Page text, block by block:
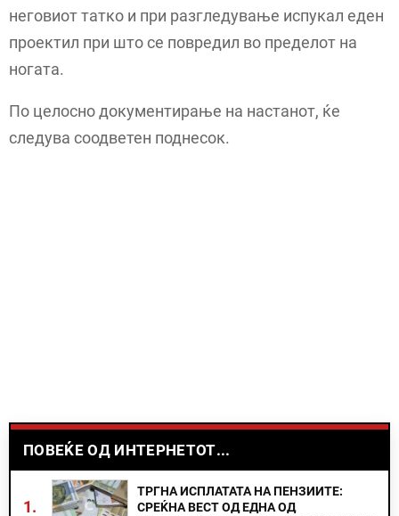
неговиот татко и при разгледување испукал еден
проектил при што се повредил во пределот на
ногата.
По целосно документирање на настанот, ќе
следува соодветен поднесок.
ПОВЕЌЕ ОД ИНТЕРНЕТОТ...
1.
ТРГНА ИСПЛАТАТА НА ПЕНЗИИТЕ:
СРЕЌНА ВЕСТ ОД ЕДНА ОД